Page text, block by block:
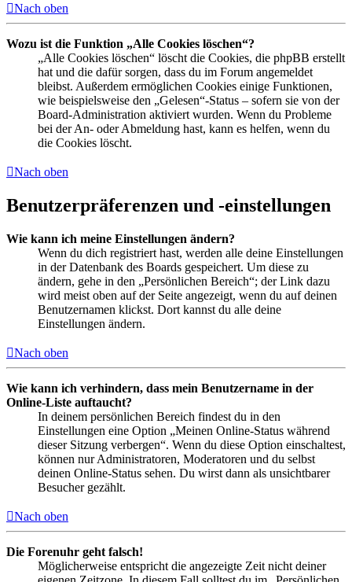
Nach oben
Wozu ist die Funktion „Alle Cookies löschen“?
„Alle Cookies löschen“ löscht die Cookies, die phpBB erstellt
hat und die dafür sorgen, dass du im Forum angemeldet
bleibst. Außerdem ermöglichen Cookies einige Funktionen,
wie beispielsweise den „Gelesen“-Status – sofern sie von der
Board-Administration aktiviert wurden. Wenn du Probleme
bei der An- oder Abmeldung hast, kann es helfen, wenn du
die Cookies löscht.
Nach oben
Benutzerpräferenzen und -einstellungen
Wie kann ich meine Einstellungen ändern?
Wenn du dich registriert hast, werden alle deine Einstellungen
in der Datenbank des Boards gespeichert. Um diese zu
ändern, gehe in den „Persönlichen Bereich“; der Link dazu
wird meist oben auf der Seite angezeigt, wenn du auf deinen
Benutzernamen klickst. Dort kannst du alle deine
Einstellungen ändern.
Nach oben
Wie kann ich verhindern, dass mein Benutzername in der
Online-Liste auftaucht?
In deinem persönlichen Bereich findest du in den
Einstellungen eine Option „Meinen Online-Status während
dieser Sitzung verbergen“. Wenn du diese Option einschaltest,
können nur Administratoren, Moderatoren und du selbst
deinen Online-Status sehen. Du wirst dann als unsichtbarer
Besucher gezählt.
Nach oben
Die Forenuhr geht falsch!
Möglicherweise entspricht die angezeigte Zeit nicht deiner